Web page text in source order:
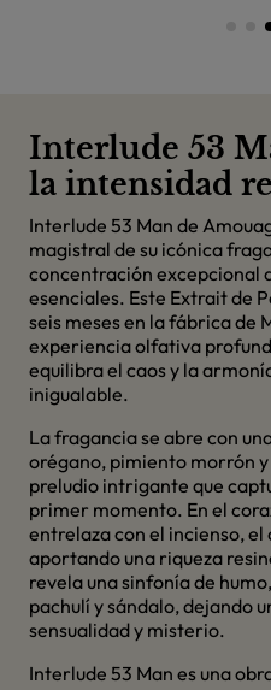
Interlude 53
la intensidad
Interlude 53 Man de
magistral de su icónica
concentración excepcional
esenciales. Este Extrait de
seis meses en la fábrica de
experiencia olfativa
equilibra el caos y la
inigualable.
La fragancia se abre con
orégano, pimiento morrón
preludio intrigante que
primer momento. En el
entrelaza con el incienso,
aportando una riqueza
revela una sinfonía de
pachulí y sándalo, dejando
sensualidad y misterio.​
Interlude 53 Man es una